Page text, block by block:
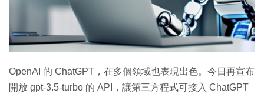
OpenAI 的 ChatGPT，在多個領域也表現出色。今日再宣布
開放 gpt-3.5-turbo 的 API，讓第三方程式可接入 ChatGPT